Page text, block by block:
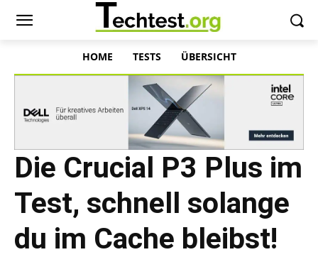
HOME TESTS ÜBERSICHT
Die Crucial P3 Plus im
Test, schnell solange
du im Cache bleibst!